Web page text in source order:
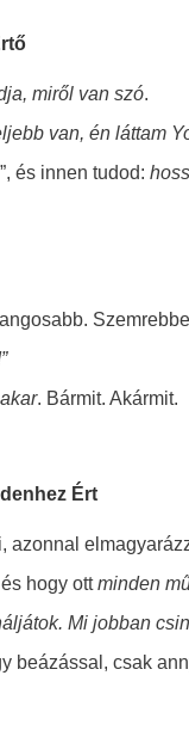
miről van szó.
van, én láttam
és innen tudod:
. Bármit. Akármit.
Ért
azonnal
és hogy ottminden
. Mi jobban
beázással, csak